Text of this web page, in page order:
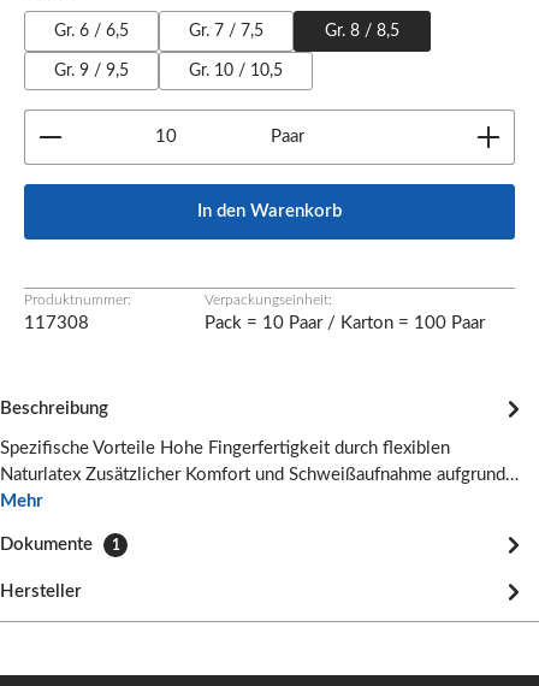
Gr. 6 / 6,5 Gr. 7 / 7,5 Gr. 8 / 8,5
Gr. 9 / 9,5 Gr. 10 / 10,5
Produkt Anzahl: Gib den gewünschten Wert ein
Paar
In den Warenkorb
Produktnummer:
117308
Verpackungseinheit:
Pack = 10 Paar / Karton = 100 Paar
Beschreibung
Spezifische Vorteile Hohe Fingerfertigkeit durch flexiblen
Naturlatex Zusätzlicher Komfort und Schweißaufnahme aufgrund…
Mehr
Dokumente 1
Hersteller